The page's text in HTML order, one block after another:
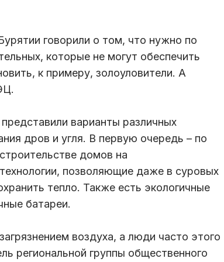
говорили о том, что нужно по
которые не могут обеспечить
к примеру, золоуловители. А
варианты различных
дров и угля. В первую очередь – по
домов на
позволяющие даже в суровых
тепло. Также есть экологичные
батареи.
воздуха, а люди часто этого
региональной группы общественного